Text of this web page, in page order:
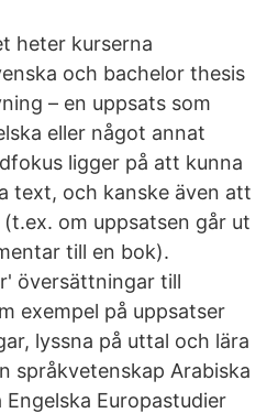
heter kurserna
och bachelor thesis
– en uppsats som
eller något annat
ligger på att kunna
text, och kanske även att
om uppsatsen går ut
till en bok).
översättningar till
exempel på uppsatser
lyssna på uttal och lära
språkvetenskap Arabiska
Europastudier